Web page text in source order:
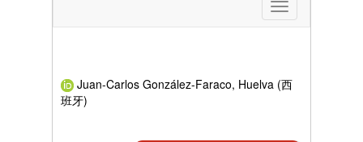
Toggle
navigation
Juan-Carlos González-Faraco, Huelva (西
班牙)